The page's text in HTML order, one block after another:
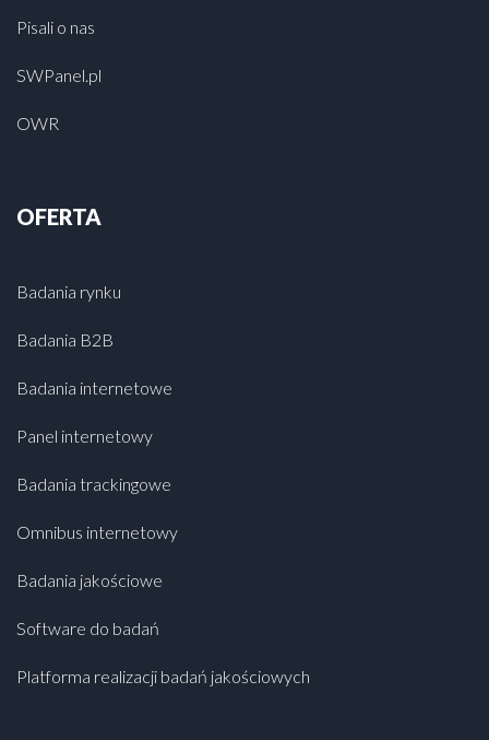
Pisali o nas
SWPanel.pl
OWR
OFERTA
Badania rynku
Badania B2B
Badania internetowe
Panel internetowy
Badania trackingowe
Omnibus internetowy
Badania jakościowe
Software do badań
Platforma realizacji badań jakościowych